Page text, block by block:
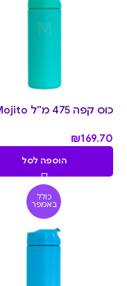
כוס קפה 475 מ״ל Mojito
₪169.70
הוספה לסל
כולל
באמפר